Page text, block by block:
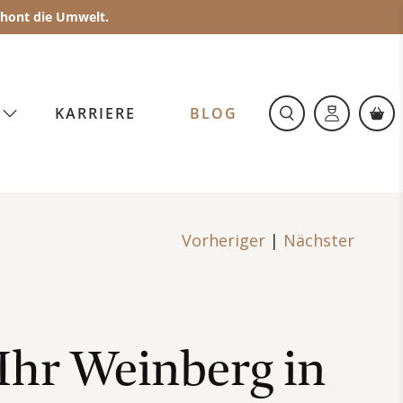
die Umwelt.
KARRIERE BLOG
Vorheriger | Nächster
Weinberg in